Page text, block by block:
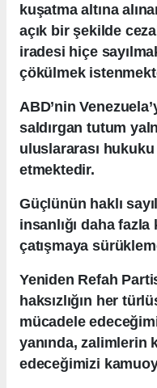
kuşatma altına
açık bir şekilde
iradesi hiçe
çökülmek
ABD’nin
saldırgan tutum
uluslararası hukuku
etmektedir.
Güçlünün haklı
insanlığı daha
çatışmaya
Yeniden Refah
haksızlığın her
mücadele
yanında, zalimlerin
edeceğimizi